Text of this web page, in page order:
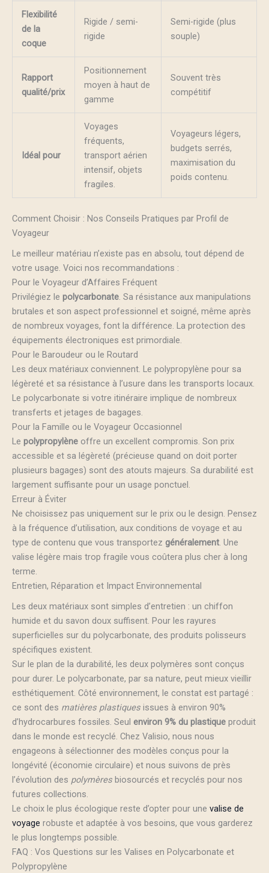
Flexibilité
de la
coque
Rigide / semi-
rigide
Semi-rigide (plus
souple)
Rapport
qualité/prix
Positionnement
moyen à haut de
gamme
Souvent très
compétitif
Idéal pour
Voyages
fréquents,
transport aérien
intensif, objets
fragiles.
Voyageurs légers,
budgets serrés,
maximisation du
poids contenu.
Comment Choisir : Nos Conseils Pratiques par Profil de
Voyageur
Le meilleur matériau n’existe pas en absolu, tout dépend de
votre usage. Voici nos recommandations :
Pour le Voyageur d’Affaires Fréquent
Privilégiez le polycarbonate. Sa résistance aux manipulations
brutales et son aspect professionnel et soigné, même après
de nombreux voyages, font la différence. La protection des
équipements électroniques est primordiale.
Pour le Baroudeur ou le Routard
Les deux matériaux conviennent. Le polypropylène pour sa
légèreté et sa résistance à l’usure dans les transports locaux.
Le polycarbonate si votre itinéraire implique de nombreux
transferts et jetages de bagages.
Pour la Famille ou le Voyageur Occasionnel
Le polypropylène offre un excellent compromis. Son prix
accessible et sa légèreté (précieuse quand on doit porter
plusieurs bagages) sont des atouts majeurs. Sa durabilité est
largement suffisante pour un usage ponctuel.
Erreur à Éviter
Ne choisissez pas uniquement sur le prix ou le design. Pensez
à la fréquence d’utilisation, aux conditions de voyage et au
type de contenu que vous transportez généralement. Une
valise légère mais trop fragile vous coûtera plus cher à long
terme.
Entretien, Réparation et Impact Environnemental
Les deux matériaux sont simples d’entretien : un chiffon
humide et du savon doux suffisent. Pour les rayures
superficielles sur du polycarbonate, des produits polisseurs
spécifiques existent.
Sur le plan de la durabilité, les deux polymères sont conçus
pour durer. Le polycarbonate, par sa nature, peut mieux vieillir
esthétiquement. Côté environnement, le constat est partagé :
ce sont des matières plastiques issues à environ 90%
d’hydrocarbures fossiles. Seul environ 9% du plastique produit
dans le monde est recyclé. Chez Valisio, nous nous
engageons à sélectionner des modèles conçus pour la
longévité (économie circulaire) et nous suivons de près
l’évolution des polymères biosourcés et recyclés pour nos
futures collections.
Le choix le plus écologique reste d’opter pour une valise de
voyage robuste et adaptée à vos besoins, que vous garderez
le plus longtemps possible.
FAQ : Vos Questions sur les Valises en Polycarbonate et
Polypropylène